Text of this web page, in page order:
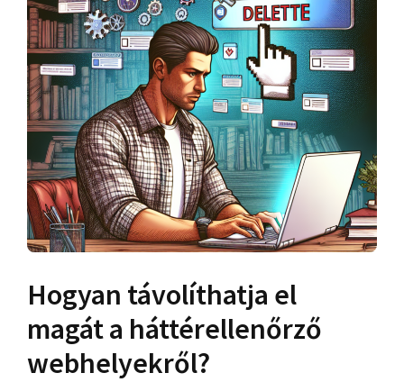
Hogyan távolíthatja el
magát a háttérellenőrző
webhelyekről?